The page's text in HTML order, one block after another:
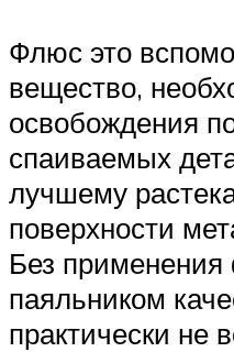
Флюс это
вещество,
освобождения
спаиваемых
лучшему
поверхности
Без
паяльником
практически не